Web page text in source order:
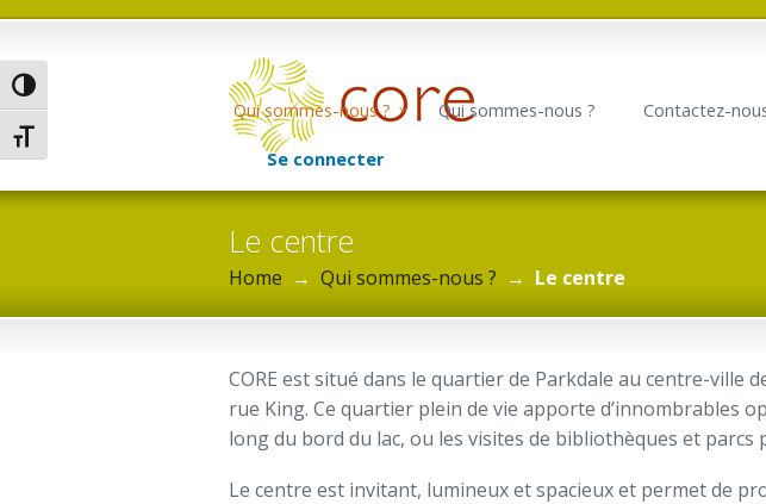
Passer en contraste élevé
Changer la taille de la police
Qui sommes-nous ? Qui sommes-nous ? Contactez-
Se connecter
Le centre
Home → Qui sommes-nous ? → Le centre
CORE est situé dans le quartier de Parkdale au centre-ville
rue King. Ce quartier plein de vie apporte d’innombrables
long du bord du lac, ou les visites de bibliothèques et parcs
Le centre est invitant, lumineux et spacieux et permet de